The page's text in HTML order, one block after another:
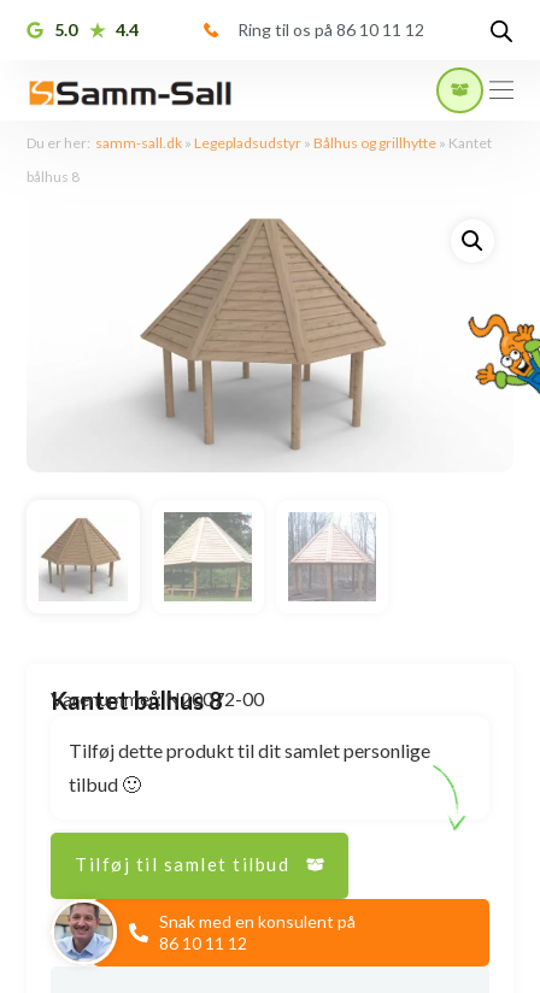
5.0 4.4 Ring til os på 86 10 11 12
Du er her: samm-sall.dk »Legepladsudstyr »Bålhus og grillhytte » Kantet
bålhus 8
Kantet bålhus 8
Varenummer: N20072-00
Tilføj dette produkt til dit samlet personlige
tilbud 🙂
Snak med en konsulent på
86 10 11 12
Tilføj til samlet tilbud